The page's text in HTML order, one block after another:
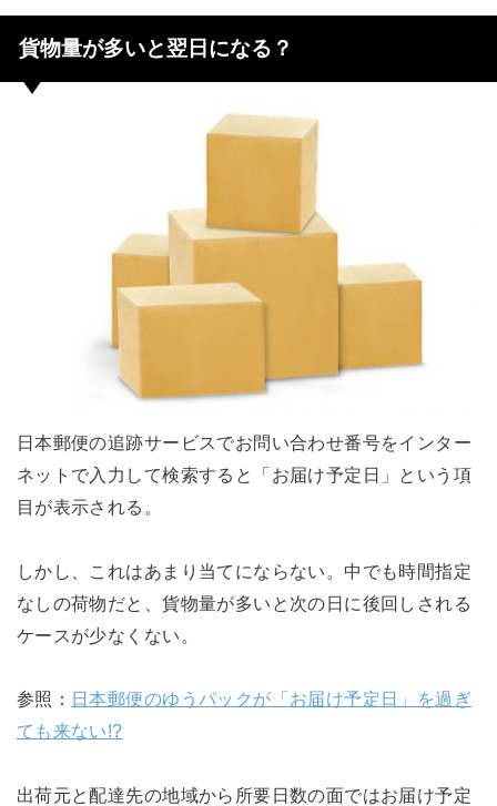
貨物量が多いと翌日になる？
日本郵便の追跡サービスでお問い合わせ番号をインター
ネットで入力して検索すると「お届け予定日」という項
目が表示される。
しかし、これはあまり当てにならない。中でも時間指定
なしの荷物だと、貨物量が多いと次の日に後回しされる
ケースが少なくない。
参照： 日本郵便のゆうパックが「お届け予定日」を過ぎ
ても来ない!?
出荷元と配達先の地域から所要日数の面ではお届け予定